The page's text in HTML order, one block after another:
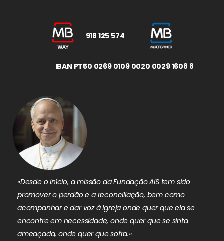
918 125 574
IBAN PT50 0269 0109 0020 0029 1608 8
«Desde o início, a missão da Fundação AIS tem sido
promover o perdão e a reconciliação, bem como
acompanhar e dar voz à Igreja onde quer que ela se
encontre em necessidade, onde quer que se sinta
ameaçada, onde quer que sofra.»